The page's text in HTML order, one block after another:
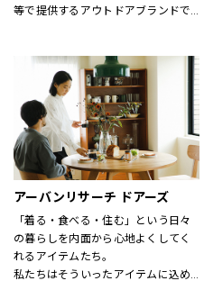
等で提供するアウトドアブランドで
ウアーは人々が「冒険を生きる」こ
とにインスピレーションを与え続け
てきました。
アウトドア・ライフスタルウェア等
の幅広いアイテムをメンズ・ウィメ
ンズ・ユニセックスにて展開してお
ります。
アーバンリサーチ ドアーズ
「着る・食べる・住む」という日々
の暮らしを内面から心地よくしてく
れるアイテムたち。
私たちはそういったアイテムに込め